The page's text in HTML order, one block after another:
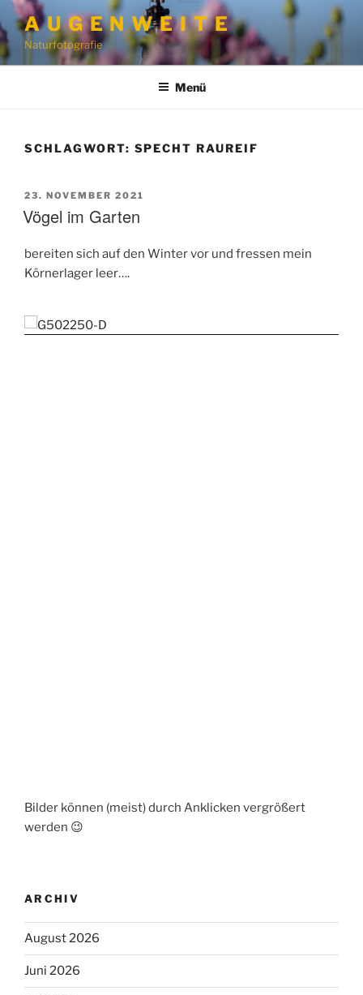
Zum
Inhalt
springen
A U G E N W E I T E
Naturfotografie
Menü
SCHLAGWORT: SPECHT RAUREIF
VERÖFFENTLICHT
AM
23. NOVEMBER 2021
Vögel im Garten
bereiten sich auf den Winter vor und fressen mein
Körnerlager leer….
Bilder können (meist) durch Anklicken vergrößert
werden 😉
ARCHIV
August 2026
Juni 2026